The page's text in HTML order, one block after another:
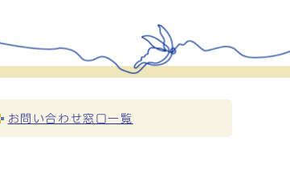
お問い合わせ窓口一覧